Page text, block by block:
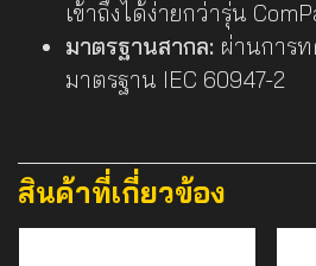
เข้าถึงได้ง่ายกว่ารุ่น
มาตรฐานสากล: ผ่านการ
มาตรฐาน IEC 60947-2
สินค้าที่เกี่ยวข้อง